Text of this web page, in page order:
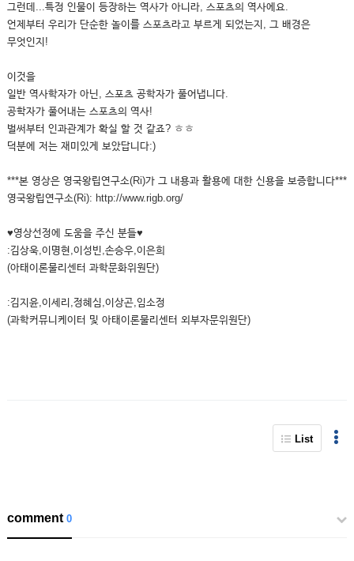
그런데...특정 인물이 등장하는 역사가 아니라, 스포츠의 역사에요.
언제부터 우리가 단순한 놀이를 스포츠라고 부르게 되었는지, 그 배경은
무엇인지!
이것을
일반 역사학자가 아닌, 스포츠 공학자가 풀어냅니다.
공학자가 풀어내는 스포츠의 역사!
벌써부터 인과관계가 확실 할 것 같죠? ㅎㅎ
덕분에 저는 재미있게 보았답니다:)
***본 영상은 영국왕립연구소(Ri)가 그 내용과 활용에 대한 신용을 보증합니다***
영국왕립연구소(Ri): http://www.rigb.org/
♥영상선정에 도움을 주신 분들♥
:김상욱,이명현,이성빈,손승우,이은희
(아태이론물리센터 과학문화위원단)
:김지윤,이세리,정혜심,이상곤,임소정
(과학커뮤니케이터 및 아태이론물리센터 외부자문위원단)
List
comment0